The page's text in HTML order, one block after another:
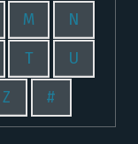
M N
T U
Z #